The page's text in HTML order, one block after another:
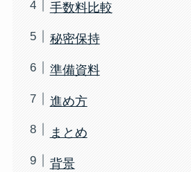
手数料比較
秘密保持
準備資料
進め方
まとめ
背景